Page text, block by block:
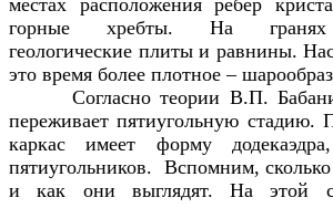
горные хребты. На гранях
геологические плиты и равнины.
это время более плотное –
Согласно теории В.П.
переживает пятиугольную стадию.
каркас имеет форму
пятиугольников. Вспомним, сколько
и как они выглядят. На этой